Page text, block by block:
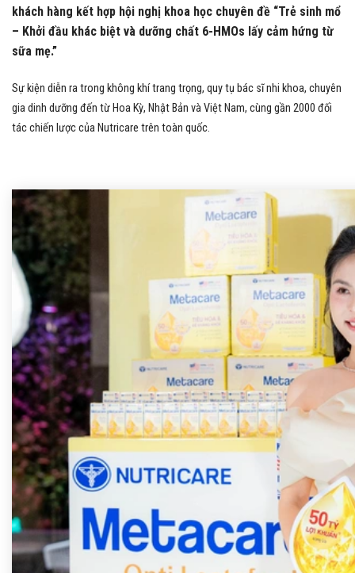
khách hàng kết hợp hội nghị khoa học chuyên đề “Trẻ sinh mổ
– Khởi đầu khác biệt và dưỡng chất 6-HMOs lấy cảm hứng từ
sữa mẹ.”
Sự kiện diễn ra trong không khí trang trọng, quy tụ bác sĩ nhi khoa, chuyên
gia dinh dưỡng đến từ Hoa Kỳ, Nhật Bản và Việt Nam, cùng gần 2000 đối
tác chiến lược của Nutricare trên toàn quốc.